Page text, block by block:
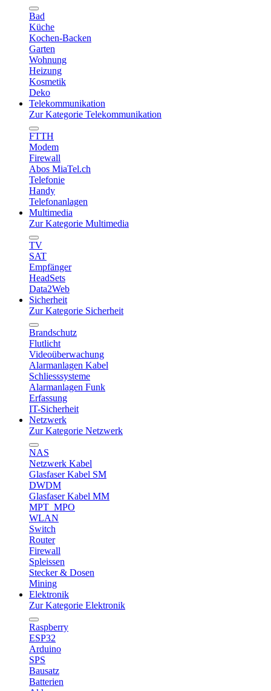
Bad
Küche
Kochen-Backen
Garten
Wohnung
Heizung
Kosmetik
Deko
Telekommunikation
Zur Kategorie Telekommunikation
FTTH
Modem
Firewall
Abos MiaTel.ch
Telefonie
Handy
Telefonanlagen
Multimedia
Zur Kategorie Multimedia
TV
SAT
Empfänger
HeadSets
Data2Web
Sicherheit
Zur Kategorie Sicherheit
Brandschutz
Flutlicht
Videoüberwachung
Alarmanlagen Kabel
Schliesssysteme
Alarmanlagen Funk
Erfassung
IT-Sicherheit
Netzwerk
Zur Kategorie Netzwerk
NAS
Netzwerk Kabel
Glasfaser Kabel SM
DWDM
Glasfaser Kabel MM
MPT_MPO
WLAN
Switch
Router
Firewall
Spleissen
Stecker & Dosen
Mining
Elektronik
Zur Kategorie Elektronik
Raspberry
ESP32
Arduino
SPS
Bausatz
Batterien